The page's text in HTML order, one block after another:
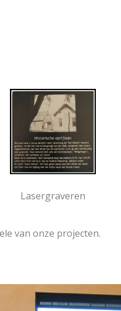
Lasergraveren
van onze projecten.